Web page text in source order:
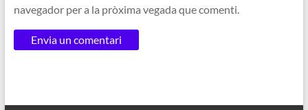
navegador per a la pròxima vegada que comenti.